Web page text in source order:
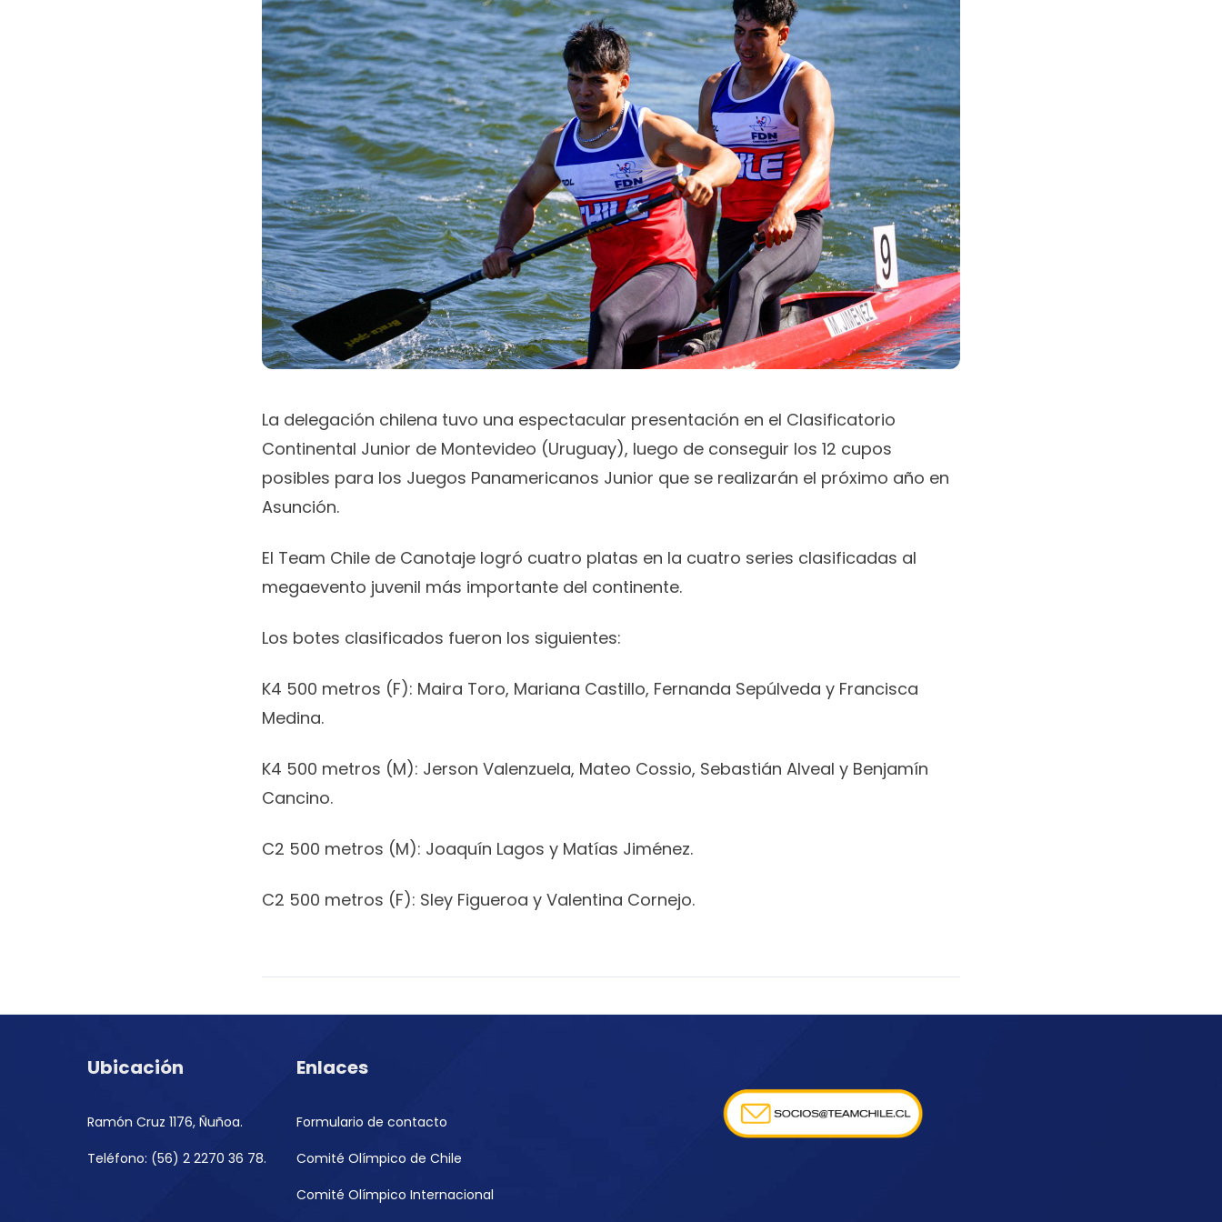
La delegación chilena tuvo una espectacular presentación en el Clasificatorio
Continental Junior de Montevideo (Uruguay), luego de conseguir los 12 cupos
posibles para los Juegos Panamericanos Junior que se realizarán el próximo año en
Asunción.
El Team Chile de Canotaje logró cuatro platas en la cuatro series clasificadas al
megaevento juvenil más importante del continente.
Los botes clasificados fueron los siguientes:
K4 500 metros (F): Maira Toro, Mariana Castillo, Fernanda Sepúlveda y Francisca
Medina.
K4 500 metros (M): Jerson Valenzuela, Mateo Cossio, Sebastián Alveal y Benjamín
Cancino.
C2 500 metros (M): Joaquín Lagos y Matías Jiménez.
C2 500 metros (F): Sley Figueroa y Valentina Cornejo.
Ubicación
Ramón Cruz 1176, Ñuñoa.
Teléfono: (56) 2 2270 36 78.
Enlaces
Formulario de contacto
Comité Olímpico de Chile
Comité Olímpico Internacional